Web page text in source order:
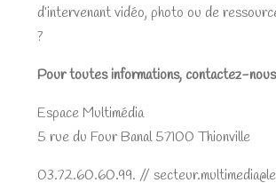
d’intervenant vidéo, photo ou de
?
Pour toutes informations, contactez-
Espace Multimédia
5 rue du Four Banal 57100 Thionville
03.72.60.60.99. //